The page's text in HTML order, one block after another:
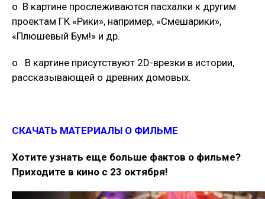
o В картине прослеживаются пасхалки к другим
проектам ГК «Рики», например, «Смешарики»,
«Плюшевый Бум!» и др.
o В картине присутствуют 2D-врезки в истории,
рассказывающей о древних домовых.
СКАЧАТЬ МАТЕРИАЛЫ О ФИЛЬМЕ
Хотите узнать еще больше фактов о фильме?
Приходите в кино с 23 октября!